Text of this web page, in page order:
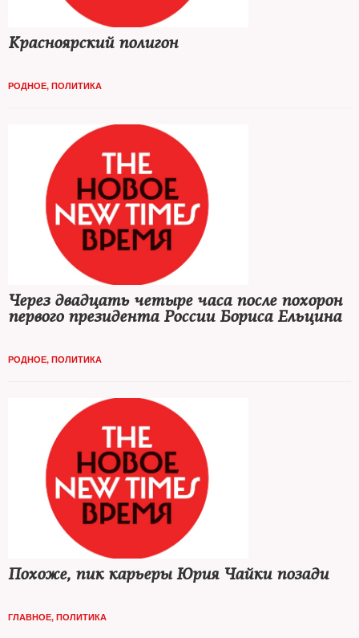
Красноярский полигон
РОДНОЕ, ПОЛИТИКА
Через двадцать четыре часа после похорон
первого президента России Бориса Ельцина
РОДНОЕ, ПОЛИТИКА
Похоже, пик карьеры Юрия Чайки позади
ГЛАВНОЕ, ПОЛИТИКА